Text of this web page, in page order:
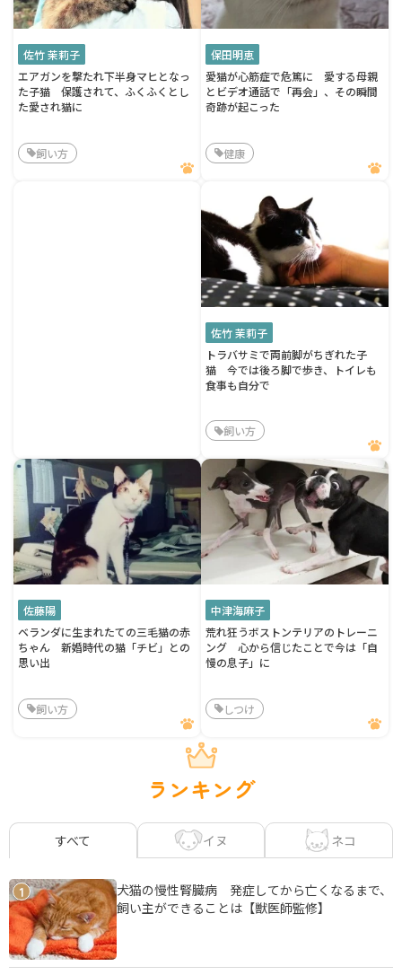
佐竹 茉莉子
エアガンを撃たれ下半身マヒとなっ
た子猫 保護されて、ふくふくとし
た愛され猫に
飼い方
保田明恵
愛猫が心筋症で危篤に 愛する母親
とビデオ通話で「再会」、その瞬間
奇跡が起こった
健康
佐竹 茉莉子
トラバサミで両前脚がちぎれた子
猫 今では後ろ脚で歩き、トイレも
食事も自分で
飼い方
佐藤陽
ベランダに生まれたての三毛猫の赤
ちゃん 新婚時代の猫「チビ」との
思い出
飼い方
中津海麻子
荒れ狂うボストンテリアのトレーニ
ング 心から信じたことで今は「自
慢の息子」に
しつけ
ランキング
すべて イヌ ネコ
1
犬猫の慢性腎臓病 発症してから亡くなるまで、
飼い主ができることは【獣医師監修】